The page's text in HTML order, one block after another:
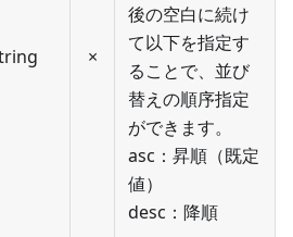
×
後の空白に続け
て以下を指定す
ることで、並び
替えの順序指定
ができます。
asc：昇順（既定
値）
desc：降順